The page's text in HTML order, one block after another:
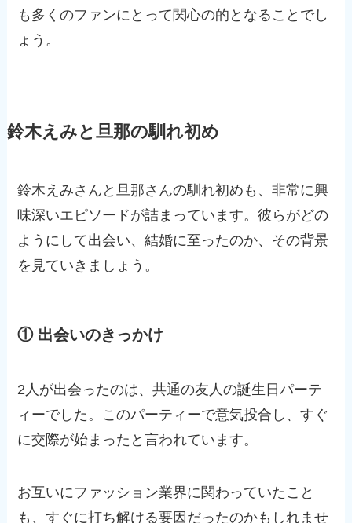
も多くのファンにとって関心の的となることでし
ょう。
鈴木えみと旦那の馴れ初め
鈴木えみさんと旦那さんの馴れ初めも、非常に興
味深いエピソードが詰まっています。彼らがどの
ようにして出会い、結婚に至ったのか、その背景
を見ていきましょう。
① 出会いのきっかけ
2人が出会ったのは、共通の友人の誕生日パーテ
ィーでした。このパーティーで意気投合し、すぐ
に交際が始まったと言われています。
お互いにファッション業界に関わっていたこと
も、すぐに打ち解ける要因だったのかもしれませ